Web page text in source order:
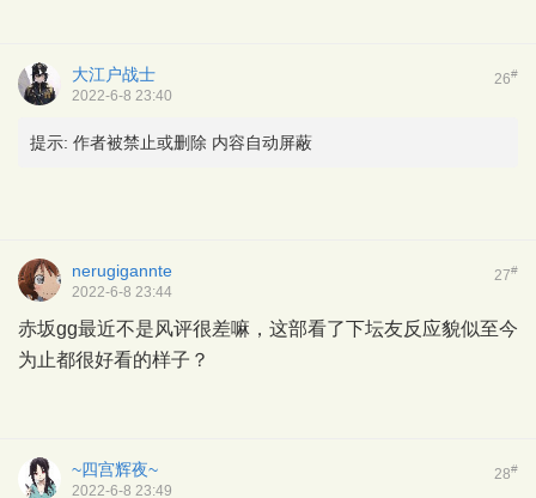
26#
大江户战士
2022-6-8 23:40
提示: 作者被禁止或删除 内容自动屏蔽
27#
nerugigannte
2022-6-8 23:44
赤坂gg最近不是风评很差嘛，这部看了下坛友反应貌似至今
为止都很好看的样子？
28#
~四宫辉夜~
2022-6-8 23:49